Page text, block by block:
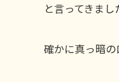
と言ってきまし
確かに真っ暗